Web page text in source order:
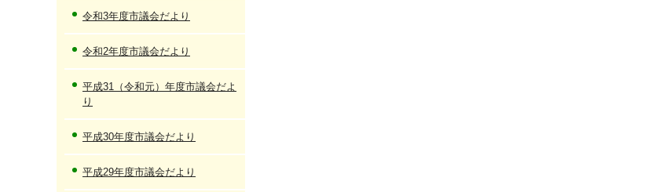
令和3年度市議会だより
令和2年度市議会だより
平成31（令和元）年度市議会だよ
り
平成30年度市議会だより
平成29年度市議会だより